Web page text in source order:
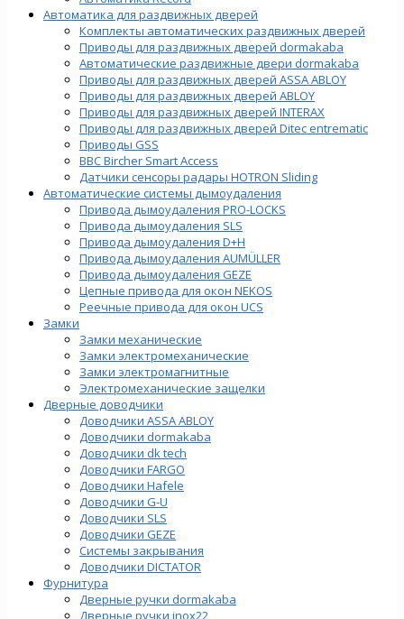
Автоматика для раздвижных дверей
Комплекты автоматических раздвижных дверей
Приводы для раздвижных дверей dormakaba
Автоматические раздвижные двери dormakaba
Приводы для раздвижных дверей ASSA ABLOY
Приводы для раздвижных дверей ABLOY
Приводы для раздвижных дверей INTERAX
Приводы для раздвижных дверей Ditec entrematic
Приводы GSS
BBC Bircher Smart Access
Датчики сенсоры радары HOTRON Sliding
Автоматические системы дымоудаления
Привода дымоудаления PRO-LOCKS
Привода дымоудаления SLS
Привода дымоудаления D+H
Привода дымоудаления AUMÜLLER
Привода дымоудаления GEZE
Цепные привода для окон NEKOS
Реечные привода для окон UСS
Замки
Замки механические
Замки электромеханические
Замки электромагнитные
Электромеханические защелки
Дверные доводчики
Доводчики ASSA ABLOY
Доводчики dormakaba
Доводчики dk tech
Доводчики FARGO
Доводчики Hafele
Доводчики G-U
Доводчики SLS
Доводчики GEZE
Cистемы закрывания
Доводчики DICTATOR
Фурнитура
Дверные ручки dormakaba
Дверные ручки inox22